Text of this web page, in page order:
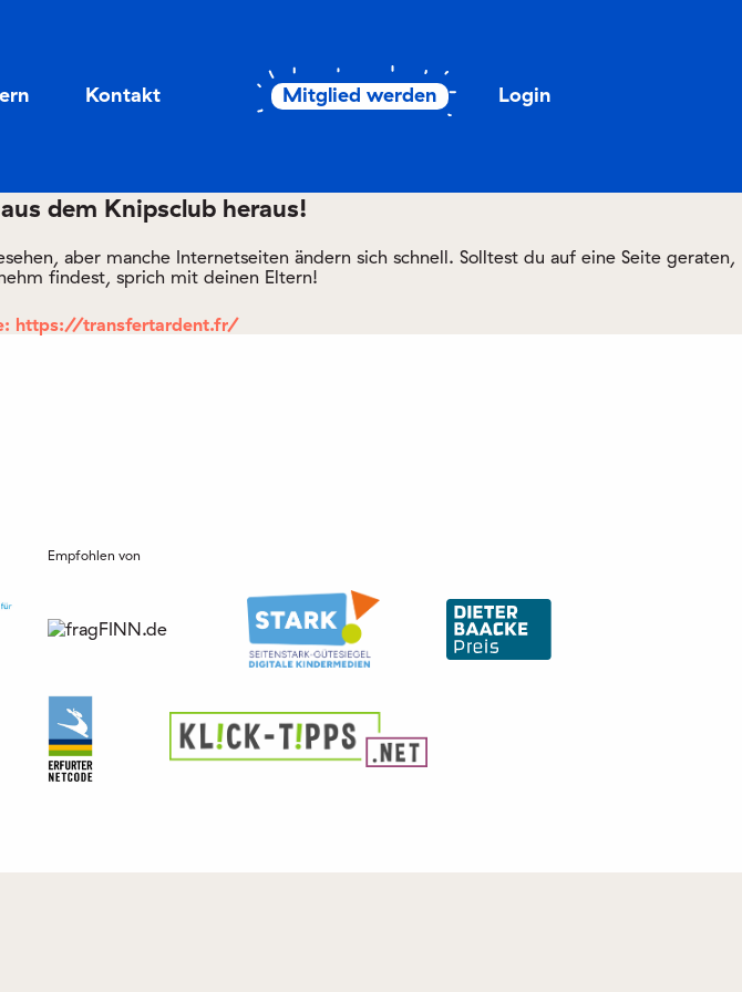
Kontakt Mitglied werden Login
dem Knipsclub heraus!
aber manche Internetseiten ändern sich schnell. Solltest du auf eine Seite geraten,
findest, sprich mit deinen Eltern!
https://transfertardent.fr/
Empfohlen von